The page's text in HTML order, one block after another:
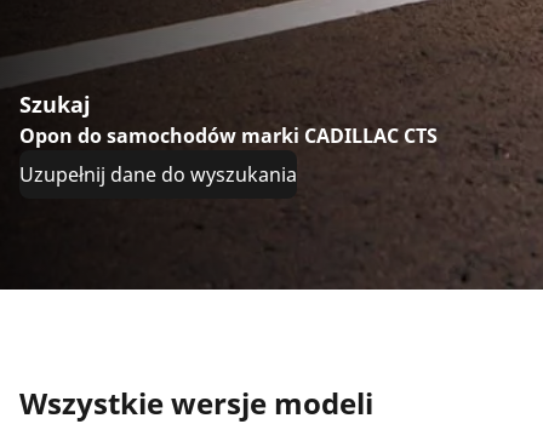
Szukaj
Opon do samochodów marki CADILLAC CTS
Uzupełnij dane do wyszukania
Wszystkie wersje modeli